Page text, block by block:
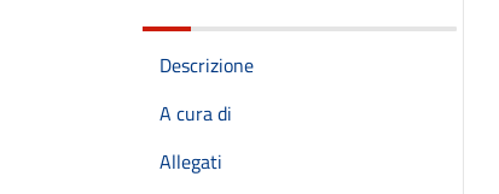
Descrizione
A cura di
Allegati